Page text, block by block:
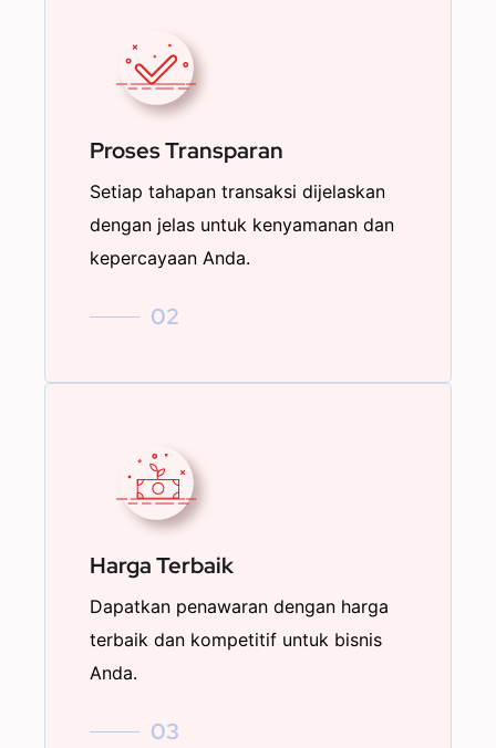
Proses Transparan
Setiap tahapan transaksi dijelaskan
dengan jelas untuk kenyamanan dan
kepercayaan Anda.
02
Harga Terbaik
Dapatkan penawaran dengan harga
terbaik dan kompetitif untuk bisnis
Anda.
03